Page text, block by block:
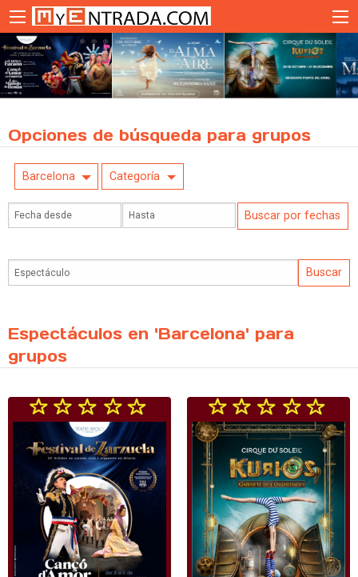
Opciones de búsqueda para grupos
Barcelona Categoría
Espectáculos en 'Barcelona' para
grupos